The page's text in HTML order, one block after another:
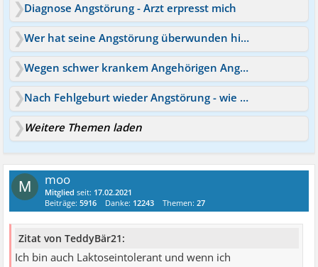
Diagnose Angstörung - Arzt erpresst mich
Wer hat seine Angstörung überwunden hier?
Wegen schwer krankem Angehörigen Angstörung wieder da?
Nach Fehlgeburt wieder Angstörung - wie komme ich da raus?
Weitere Themen laden
M moo
Mitglied seit: 17.02.2021
Beiträge:5916 Danke: 12243 Themen:27
Zitat von TeddyBär21:
Ich bin auch Laktoseintolerant und wenn ich